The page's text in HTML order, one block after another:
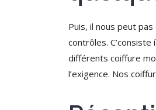
Puis, il nous peut
contrôles.
différents coiffure
l’exigence. Nos